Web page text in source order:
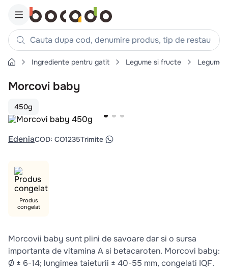
Cauta dupa cod, denumire produs, tip de restaurant,
Căutări populare
1. cartofi
piept pui
3. pui
4. chifle
. coaste
. ceafa
aripi
Ingrediente pentru gatit Legume si fructe Legume
Morcovi baby
450g
EdeniaCOD: CO1235Trimite
Produs
congelat
Morcovii baby sunt plini de savoare dar si o sursa
importanta de vitamina A si beta­caroten. Morcovi baby:
Ø ± 6-14; lungimea taieturii ± 40-55 mm, congelati IQF.